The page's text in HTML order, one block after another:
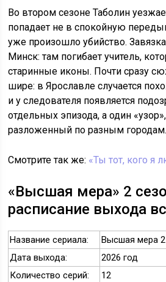
Во втором сезоне Таболин
попадает не в спокойную
уже произошло убийство.
Минск: там погибает учитель,
старинные иконы. Почти сразу
шире: в Ярославле случается
и у следователя появляется
отдельных эпизода, а один
разложенный по разным городам.
Смотрите так же: «Ты тот, кого я
«Высшая мера» 2
расписание выхода
Название сериала:
Высшая мера
Дата выхода:
2026 год
Количество серий:
12